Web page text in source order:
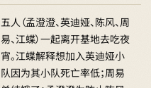
五人（孟澄澄、英迪娅、陈风、周
易、江蝶）一起离开基地去吃夜
宵。江蝶解释想加入英迪娅小
队因为其小队死亡率低；周易